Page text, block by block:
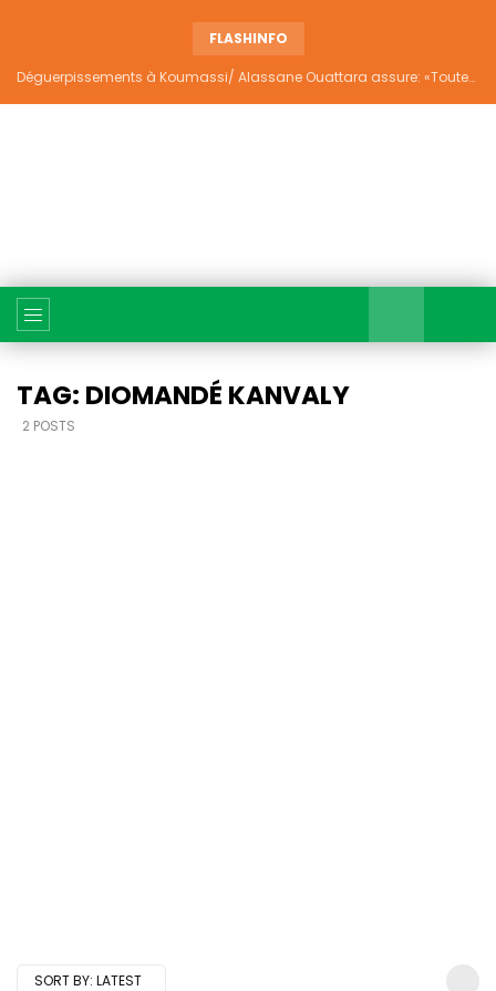
FLASHINFO
Déguerpissements à Koumassi/ Alassane Ouattara assure: «Toutes les responsabilités seront établies et elles donneront lieu aux sanctions prévues par la loi»
TAG: DIOMANDÉ KANVALY
2 POSTS
SORT BY: LATEST